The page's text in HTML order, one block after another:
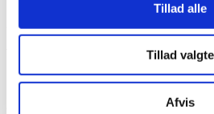
Tillad alle
Tillad valgte
Afvis
5700 Svendborg
Telefon: +45 40 94 84 43
Mail:info@catz.nu